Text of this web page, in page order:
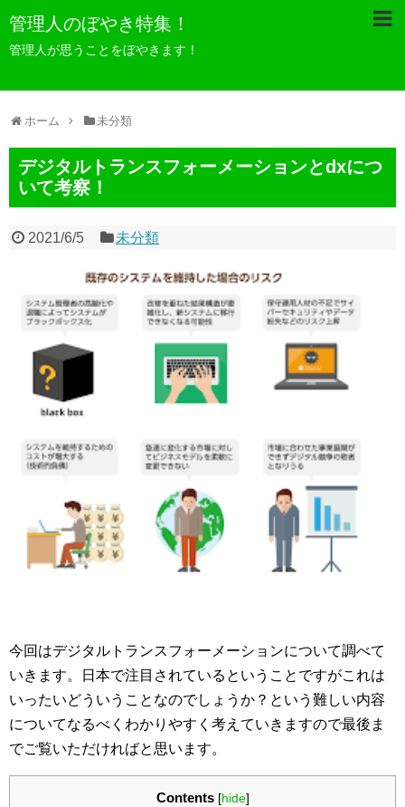
管理人のぼやき特集！
管理人が思うことをぼやきます！
ホーム 未分類
デジタルトランスフォーメーションとdxにつ
いて考察！
2021/6/5 未分類
今回はデジタルトランスフォーメーションについて調べて
いきます。日本で注目されているということですがこれは
いったいどういうことなのでしょうか？という難しい内容
についてなるべくわかりやすく考えていきますので最後ま
でご覧いただければと思います。
Contents [hide]